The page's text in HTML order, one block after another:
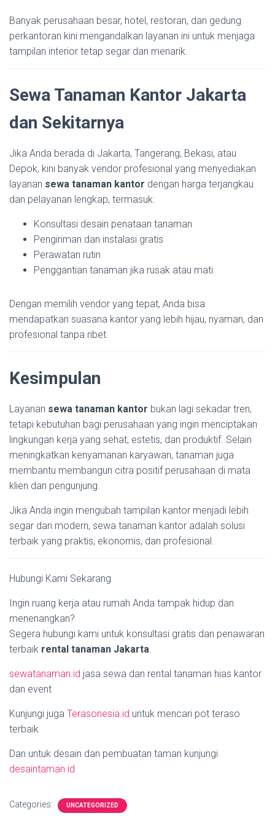
Banyak perusahaan besar, hotel, restoran, dan gedung
perkantoran kini mengandalkan layanan ini untuk menjaga
tampilan interior tetap segar dan menarik.
Sewa Tanaman Kantor Jakarta
dan Sekitarnya
Jika Anda berada di Jakarta, Tangerang, Bekasi, atau
Depok, kini banyak vendor profesional yang menyediakan
layanan sewa tanaman kantor dengan harga terjangkau
dan pelayanan lengkap, termasuk:
Konsultasi desain penataan tanaman
Pengiriman dan instalasi gratis
Perawatan rutin
Penggantian tanaman jika rusak atau mati
Dengan memilih vendor yang tepat, Anda bisa
mendapatkan suasana kantor yang lebih hijau, nyaman, dan
profesional tanpa ribet.
Kesimpulan
Layanan sewa tanaman kantor bukan lagi sekadar tren,
tetapi kebutuhan bagi perusahaan yang ingin menciptakan
lingkungan kerja yang sehat, estetis, dan produktif. Selain
meningkatkan kenyamanan karyawan, tanaman juga
membantu membangun citra positif perusahaan di mata
klien dan pengunjung.
Jika Anda ingin mengubah tampilan kantor menjadi lebih
segar dan modern, sewa tanaman kantor adalah solusi
terbaik yang praktis, ekonomis, dan profesional.
Hubungi Kami Sekarang
Ingin ruang kerja atau rumah Anda tampak hidup dan
menenangkan?
Segera hubungi kami untuk konsultasi gratis dan penawaran
terbaik rental tanaman Jakarta.
sewatanaman.id jasa sewa dan rental tanaman hias kantor
dan event
Kunjungi juga Terasonesia.id untuk mencari pot teraso
terbaik
Dan untuk desain dan pembuatan taman kunjungi
desaintaman.id
Categories: UNCATEGORIZED